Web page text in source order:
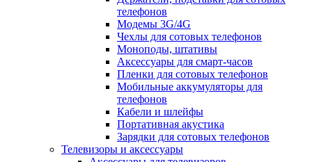
телефонов
Модемы 3G/4G
Чехлы для сотовых телефонов
Моноподы, штативы
Аксессуары для смарт-часов
Пленки для сотовых телефонов
Мобильные аккумуляторы для
телефонов
Кабели и шлейфы
Портативная акустика
Зарядки для сотовых телефонов
Телевизоры и аксессуары